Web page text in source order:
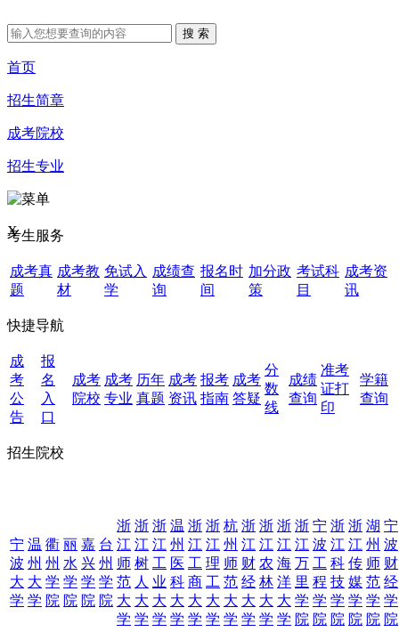
首页
招生简章
成考院校
招生专业
X
考生服务
成考真
题
成考教
材
免试入
学
成绩查
询
报名时
间
加分政
策
考试科
目
成考资
讯
快捷导航
成
考
公
告
报
名
入
口
成考
院校
成考
专业
历年
真题
成考
资讯
报考
指南
成考
答疑
分
数
线
成绩
查询
准考
证打
印
学籍
查询
招生院校
宁
波
大
学
温
州
大
学
衢
州
学
院
丽
水
学
院
嘉
兴
学
院
台
州
学
院
浙
江
师
范
大
学
浙
江
树
人
大
学
浙
江
工
业
大
学
温
州
医
科
大
学
浙
江
工
商
大
学
浙
江
理
工
大
学
杭
州
师
范
大
学
浙
江
财
经
大
学
浙
江
农
林
大
学
浙
江
海
洋
大
学
浙
江
万
里
学
院
宁
波
工
程
学
院
浙
江
科
技
学
院
浙
江
传
媒
学
院
湖
州
师
范
学
院
宁
波
财
经
学
院